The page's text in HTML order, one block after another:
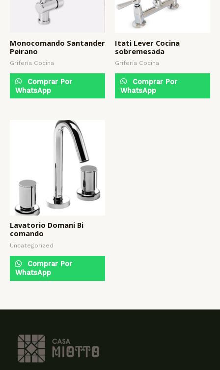
Monocomando Santander
Peirano
Grifería Cocina
Comprar Por
WhatsApp
Itati Lever Cocina
sobremesada
Grifería Cocina
Comprar Por
WhatsApp
Lavatorio Domani Bi
comando
Uncategorized
Comprar Por
WhatsApp